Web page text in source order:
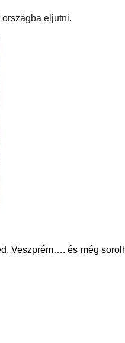
eljutni.
Veszprém…. és még